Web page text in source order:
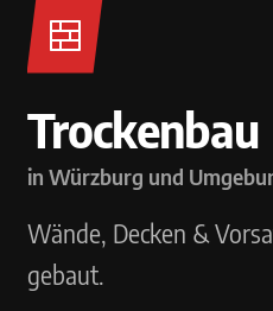
Trockenbau
in Würzburg und
Wände, Decken &
gebaut.